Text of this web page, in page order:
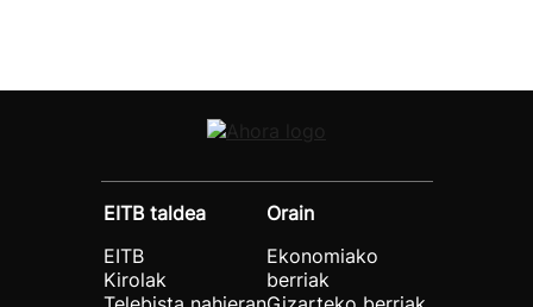
EITB taldea
EITB
Kirolak
Orain
Ekonomiako
berriak